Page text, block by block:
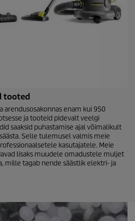
tooted
arendusosakonnas enam kui 950
ja tooteid pidevalt veelgi
saaksid puhastamise ajal võimalikult
Selle tulemusel valmis meie
kasutajatele. Meie
lisaks muudele omadustele muljet
mille tagab nende säästlik elektri- ja